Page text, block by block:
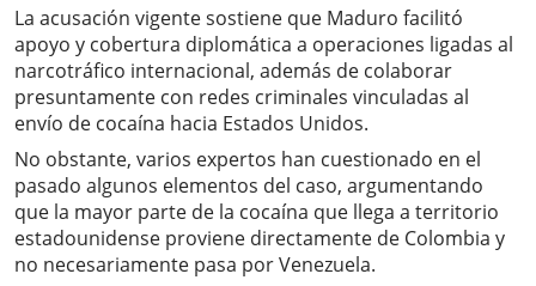
La acusación vigente sostiene que Maduro facilitó
apoyo y cobertura diplomática a operaciones ligadas al
narcotráfico internacional, además de colaborar
presuntamente con redes criminales vinculadas al
envío de cocaína hacia Estados Unidos.
No obstante, varios expertos han cuestionado en el
pasado algunos elementos del caso, argumentando
que la mayor parte de la cocaína que llega a territorio
estadounidense proviene directamente de Colombia y
no necesariamente pasa por Venezuela.